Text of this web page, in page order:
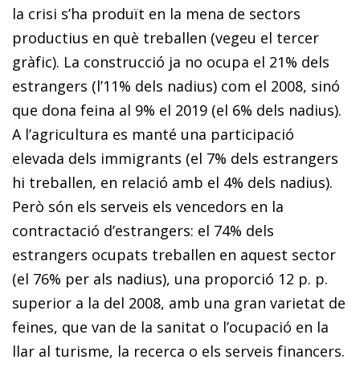
la crisi s’ha produït en la mena de sectors
productius en què treballen (vegeu el tercer
gràfic). La construcció ja no ocupa el 21% dels
estrangers (l’11% dels nadius) com el 2008, sinó
que dona feina al 9% el 2019 (el 6% dels nadius).
A l’agricultura es manté una participació
elevada dels immigrants (el 7% dels estrangers
hi treballen, en relació amb el 4% dels na­­dius).
Però són els serveis els vencedors en la
contractació d’estrangers: el 74% dels
estrangers ocupats treballen en aquest sector
(el 76% per als nadius), una proporció 12 p. p.
superior a la del 2008, amb una gran varietat de
feines, que van de la sanitat o l’ocupació en la
llar al turisme, la re­­cerca o els serveis financers.